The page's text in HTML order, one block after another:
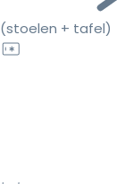
(stoelen + tafel)